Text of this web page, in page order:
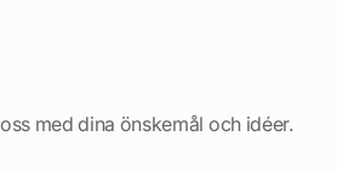
med dina önskemål och idéer.